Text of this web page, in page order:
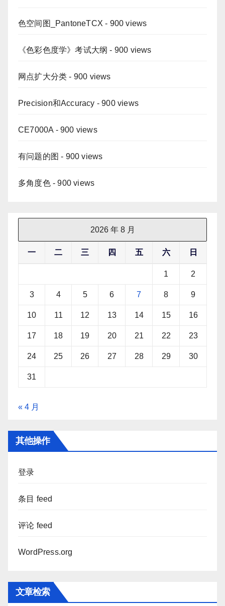
色空间图_PantoneTCX - 900 views
《色彩色度学》考试大纲 - 900 views
网点扩大分类 - 900 views
Precision和Accuracy - 900 views
CE7000A- 900 views
有问题的图 - 900 views
多角度色- 900 views
2026 年 8 月
一 二 三 四 五 六 日
1 2
3 4 5 6 7 8 9
10 11 12 13 14 15 16
17 18 19 20 21 22 23
24 25 26 27 28 29 30
31
« 4 月
其他操作
登录
条目 feed
评论 feed
WordPress.org
文章检索